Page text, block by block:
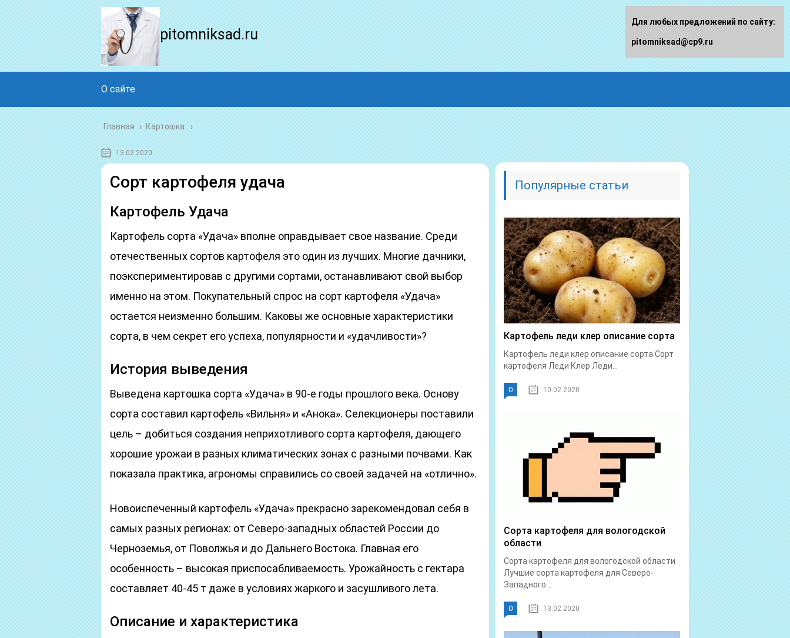
pitomniksad.ru
О сайте
Главная › Картошка
13.02.2020
Сорт картофеля удача
Картофель Удача
Картофель сорта «Удача» вполне оправдывает свое название. Среди
отечественных сортов картофеля это один из лучших. Многие дачники,
поэкспериментировав с другими сортами, останавливают свой выбор
именно на этом. Покупательный спрос на сорт картофеля «Удача»
остается неизменно большим. Каковы же основные характеристики
сорта, в чем секрет его успеха, популярности и «удачливости»?
История выведения
Выведена картошка сорта «Удача» в 90-е годы прошлого века. Основу
сорта составил картофель «Вильня» и «Анока». Селекционеры поставили
цель – добиться создания неприхотливого сорта картофеля, дающего
хорошие урожаи в разных климатических зонах с разными почвами. Как
показала практика, агрономы справились со своей задачей на «отлично».
Новоиспеченный картофель «Удача» прекрасно зарекомендовал себя в
самых разных регионах: от Северо-западных областей России до
Черноземья, от Поволжья и до Дальнего Востока. Главная его
особенность – высокая приспосабливаемость. Урожайность с гектара
составляет 40-45 т даже в условиях жаркого и засушливого лета.
Описание и характеристика
Популярные статьи
Картофель леди клер описание сорта
Картофель леди клер описание сорта Сорт
картофеля Леди Клер Леди...
0 10.02.2020
Сорта картофеля для вологодской
области
Сорта картофеля для вологодской области
Лучшие сорта картофеля для Северо-
Западного...
0 13.02.2020
Для любых предложений по сайту:
pitomniksad@cp9.ru